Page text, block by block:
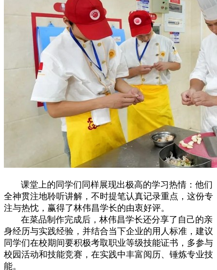
课堂上的同学们同样展现出极高的学习热情：他们
全神贯注地聆听讲解，不时提笔认真记录重点，这份专
注与热忱，赢得了林伟昌学长的由衷好评。
在菜品制作完成后，林伟昌学长还分享了自己的亲
身经历与实践经验，并结合当下企业的用人标准，建议
同学们在校期间要积极考取职业等级技能证书，多参与
校园活动和技能竞赛，在实践中丰富阅历、锤炼专业技
能。